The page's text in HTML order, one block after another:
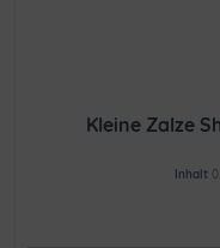
Kleine Zalze
Inhalt